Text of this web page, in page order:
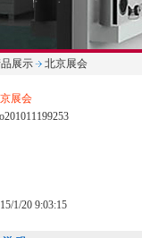
展示 北京展会
展会
1/20 9:03:15